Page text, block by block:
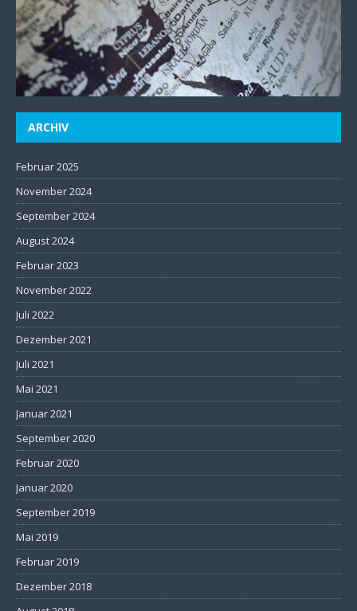
ARCHIV
Februar 2025
November 2024
September 2024
August 2024
Februar 2023
November 2022
Juli 2022
Dezember 2021
Juli 2021
Mai 2021
Januar 2021
September 2020
Februar 2020
Januar 2020
September 2019
Mai 2019
Februar 2019
Dezember 2018